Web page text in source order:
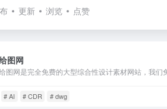
更新 浏览 点赞
图网
# AI # CDR # dwg